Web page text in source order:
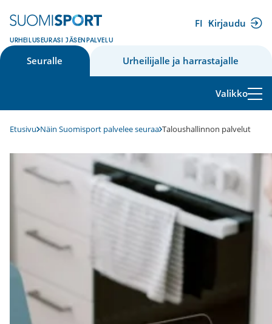
sisältöön
URHEILUSEURASI JÄSENPALVELU
FI Kirjaudu
(ulkoinen
Seuralle
Urheilijalle ja harrastajalle
Valikko
Etusivu Näin Suomisport palvelee seuraa Taloushallinnon palvelut